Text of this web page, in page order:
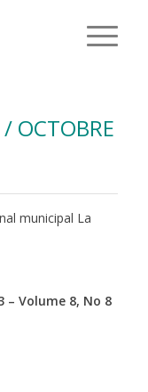
OCTOBRE
municipal La
– Volume 8, No 8